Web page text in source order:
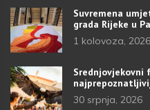
Suvremena
grada Rijeke u
1 kolovoza, 2026
Srednjovjekovni
30 srpnja, 2026